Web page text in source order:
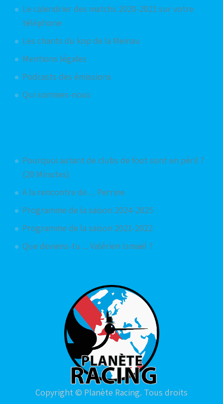
Le calendrier des matchs 2020-2021 sur votre
téléphone
Les chants du kop de la Meinau
Mentions légales
Podcasts des émissions
Qui sommes-nous
Pourquoi autant de clubs de foot sont en péril ?
(20 Minutes)
A la rencontre de ... Perrine
Programme de la saison 2024-2025
Programme de la saison 2021-2022
Que deviens-tu ... Valérien Ismaël ?
Copyright © Planète Racing. Tous droits